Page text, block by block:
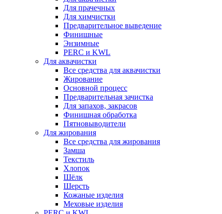
Для прачечных
Для химчистки
Предварительное выведение
Финишные
Энзимные
PERC и KWL
Для аквачистки
Все средства для аквачистки
Жирование
Основной процесс
Предварительная зачистка
Для запахов, закрасов
Финишная обработка
Пятновыводители
Для жирования
Все средства для жирования
Замша
Текстиль
Хлопок
Шёлк
Шерсть
Кожаные изделия
Меховые изделия